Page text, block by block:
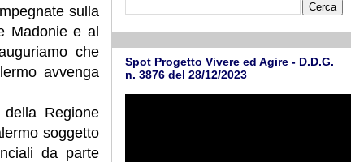
sulla
Madonie e al
che
avvenga
Regione
soggetto
da parte
Spot Progetto Vivere ed Agire - D.D.G.
n. 3876 del 28/12/2023